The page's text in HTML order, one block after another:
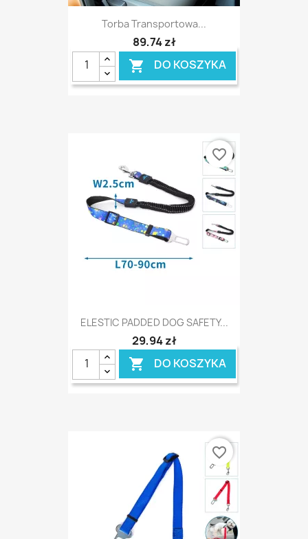
Torba Transportowa...
89,74 zł
 DO KOSZYKA
ELESTIC PADDED DOG SAFETY...
29,94 zł
 DO KOSZYKA
favorite_border
favorite_border